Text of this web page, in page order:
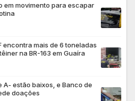
em movimento para escapar
encontra mais de 6 toneladas
na BR-163 em Guaíra
A- estão baixos, e Banco de
doações